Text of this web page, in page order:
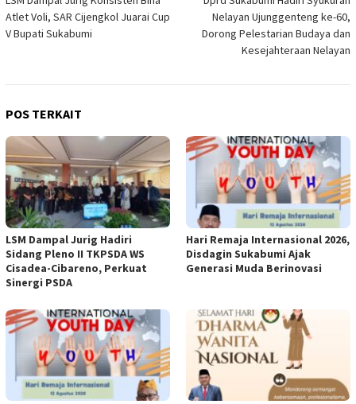
pos
Atlet Voli, SAR Cijengkol Juarai Cup
V Bupati Sukabumi
Nelayan Ujunggenteng ke-60,
Dorong Pelestarian Budaya dan
Kesejahteraan Nelayan
POS TERKAIT
LSM Dampal Jurig Hadiri
Sidang Pleno II TKPSDA WS
Cisadea-Cibareno, Perkuat
Sinergi PSDA
Hari Remaja Internasional 2026,
Disdagin Sukabumi Ajak
Generasi Muda Berinovasi